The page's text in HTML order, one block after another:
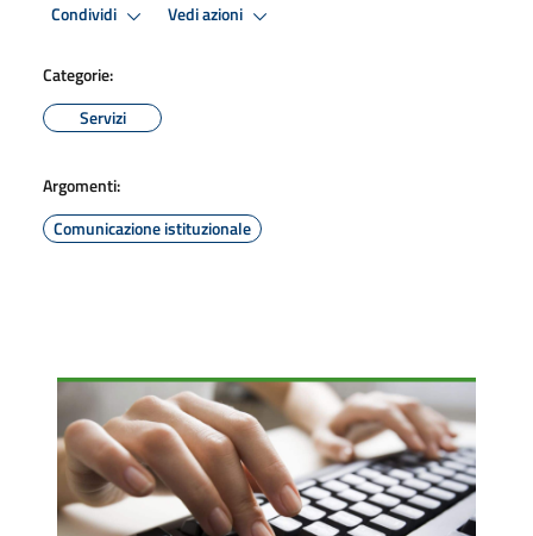
Condividi Vedi azioni
Categorie:
Servizi
Argomenti:
Comunicazione istituzionale